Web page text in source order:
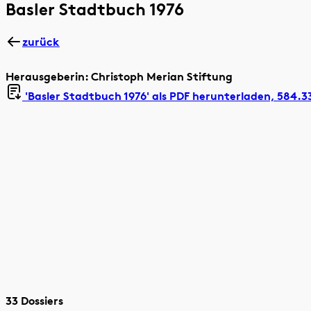
Basler Stadtbuch 1976
zurück
Herausgeberin: Christoph Merian Stiftung
'Basler Stadtbuch 1976' als PDF herunterladen,
33 Dossiers